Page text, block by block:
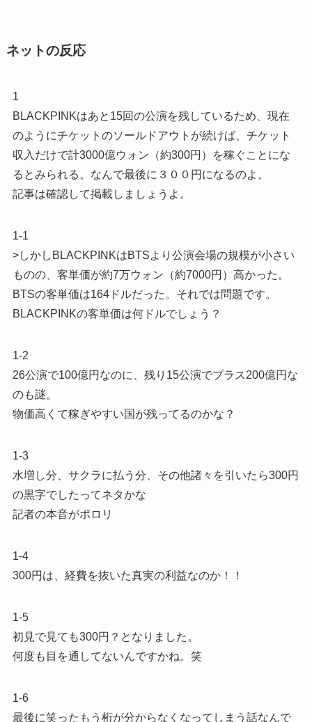
ネットの反応
1
BLACKPINKはあと15回の公演を残しているため、現在
のようにチケットのソールドアウトが続けば、チケット
収入だけで計3000億ウォン（約300円）を稼ぐことにな
るとみられる。なんで最後に３００円になるのよ。
記事は確認して掲載しましょうよ。
1-1
>しかしBLACKPINKはBTSより公演会場の規模が小さい
ものの、客単価が約7万ウォン（約7000円）高かった。
BTSの客単価は164ドルだった。それでは問題です。
BLACKPINKの客単価は何ドルでしょう？
1-2
26公演で100億円なのに、残り15公演でプラス200億円な
のも謎。
物価高くて稼ぎやすい国が残ってるのかな？
1-3
水増し分、サクラに払う分、その他諸々を引いたら300円
の黒字でしたってネタかな
記者の本音がポロリ
1-4
300円は、経費を抜いた真実の利益なのか！！
1-5
初見で見ても300円？となりました。
何度も目を通してないんですかね。笑
1-6
最後に笑ったもう桁が分からなくなってしまう話なんで